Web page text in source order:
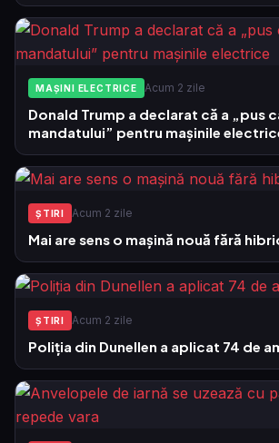
MAȘINI ELECTRICE Acum 2 zile
Donald Trump a declarat că a „pus
mandatului” pentru mașinile
ŞTIRI Acum 2 zile
Mai are sens o mașină nouă fără
ŞTIRI Acum 2 zile
Poliția din Dunellen a aplicat 74 de